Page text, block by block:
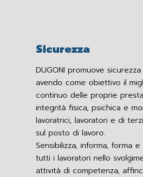
Sicurezza
DUGONI promuove
avendo come obiettivo il
continuo delle proprie
integrità fisica, psichica e
lavoratrici, lavoratori e di
sul posto di lavoro.
Sensibilizza, informa, forma
tutti i lavoratori nello
attività di competenza,